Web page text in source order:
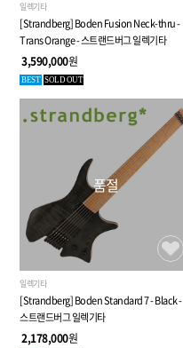
일렉기타
[Strandberg] Boden Fusion Neck-thru -
Trans Orange - 스트랜드버그 일렉기타
3,590,000원
BEST SOLD OUT
품절
일렉기타
[Strandberg] Boden Standard 7 - Black -
스트랜드버그 일렉기타
2,178,000원